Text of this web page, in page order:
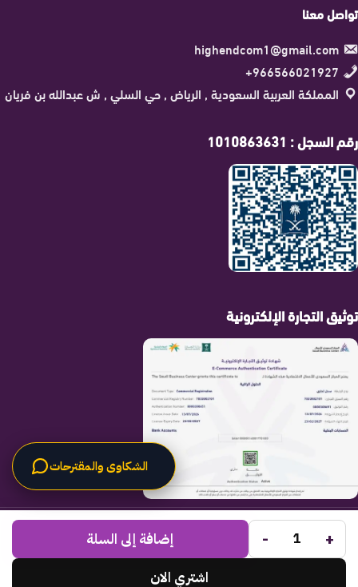
تواصل معنا
highendcom1@gmail.com
966566021927+
المملكة العربية السعودية , الرياض , حي السلي , ش عبدالله بن فريان
رقم السجل : 1010863631
توثيق التجارة الإلكترونية
جميع الحقوق محفوظة لـالحلول الراقية© 2025.
تم التطوير بواسطةCode Times
. +
- إضافة إلى السلة
اشتري الان
الشكاوى والمقترحات